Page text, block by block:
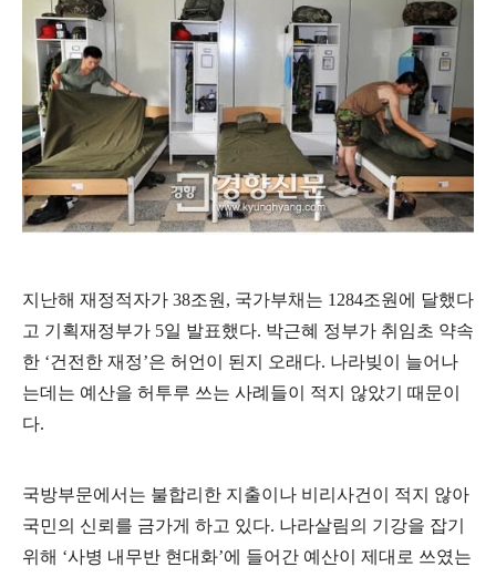
지난해 재정적자가 38조원, 국가부채는 1284조원에 달했다
고 기획재정부가 5일 발표했다. 박근혜 정부가 취임초 약속
한 ‘건전한 재정’은 허언이 된지 오래다. 나라빚이 늘어나
는데는 예산을 허투루 쓰는 사례들이 적지 않았기 때문이
다.
국방부문에서는 불합리한 지출이나 비리사건이 적지 않아
국민의 신뢰를 금가게 하고 있다. 나라살림의 기강을 잡기
위해 ‘사병 내무반 현대화’에 들어간 예산이 제대로 쓰였는